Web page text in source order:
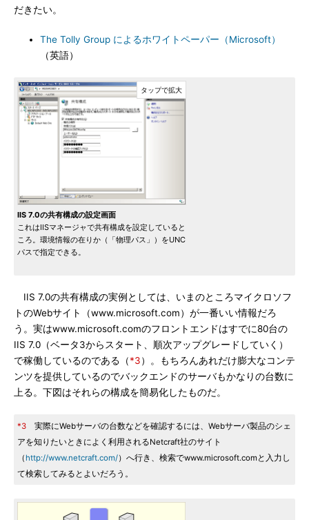
だきたい。
The Tolly Group によるホワイトペーパー（Microsoft）
（英語）
IIS 7.0の共有構成の設定画面
これはIISマネージャで共有構成を設定していると
ころ。環境情報の在りか（「物理パス」）をUNC
パスで指定できる。
IIS 7.0の共有構成の実例としては、いまのところマイクロソフ
トのWebサイト（www.microsoft.com）が一番いい情報だろ
う。実はwww.microsoft.comのフロントエンドはすでに80台の
IIS 7.0（ベータ3からスタート、順次アップグレードしていく）
で稼働しているのである（*3）。もちろんあれだけ膨大なコンテ
ンツを提供しているのでバックエンドのサーバもかなりの台数に
上る。下図はそれらの構成を簡易化したものだ。
*3 実際にWebサーバの台数などを確認するには、Webサーバ製品のシェ
アを知りたいときによく利用されるNetcraft社のサイト
（ http://www.netcraft.com/）へ行き、検索でwww.microsoft.comと入力し
て検索してみるとよいだろう。